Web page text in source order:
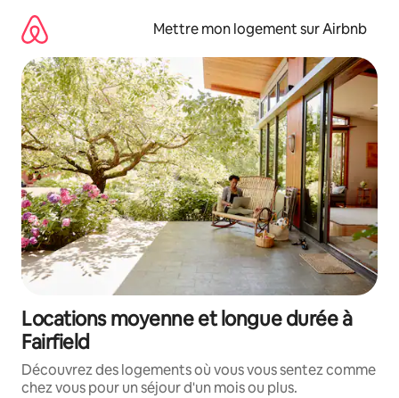
directement
contenu
Mettre mon logement sur Airbnb
Locations moyenne et longue durée à
Fairfield
Découvrez des logements où vous vous sentez comme
chez vous pour un séjour d'un mois ou plus.